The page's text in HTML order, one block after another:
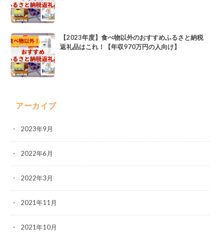
【2023年度】食べ物以外のおすすめふるさと納税
返礼品はこれ！【年収970万円の人向け】
アーカイブ
2023年9月
2022年6月
2022年3月
2021年11月
2021年10月